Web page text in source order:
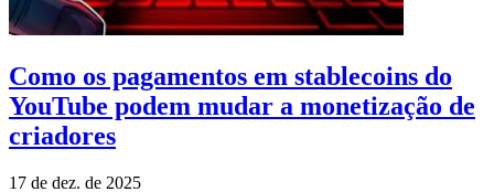
Como os pagamentos em stablecoins do
YouTube podem mudar a monetização de
criadores
17 de dez. de 2025